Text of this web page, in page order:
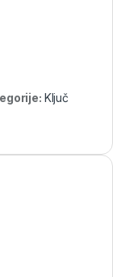
Ključ